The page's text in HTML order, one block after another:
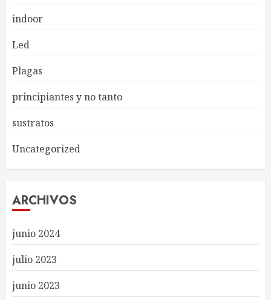
indoor
Led
Plagas
principiantes y no tanto
sustratos
Uncategorized
ARCHIVOS
junio 2024
julio 2023
junio 2023